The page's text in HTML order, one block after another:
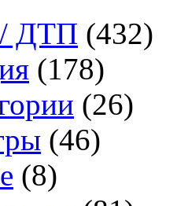
ДТП (432)
(178)
(26)
(46)
(8)